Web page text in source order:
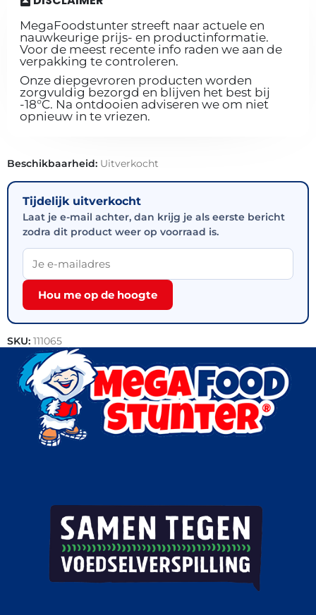
MegaFoodstunter streeft naar actuele en
nauwkeurige prijs- en productinformatie.
Voor de meest recente info raden we aan de
verpakking te controleren.
Onze diepgevroren producten worden
zorgvuldig bezorgd en blijven het best bij
-18°C. Na ontdooien adviseren we om niet
opnieuw in te vriezen.
Beschikbaarheid: Uitverkocht
Tijdelijk uitverkocht
Laat je e-mail achter, dan krijg je als eerste bericht
zodra dit product weer op voorraad is.
Hou me op de hoogte
SKU: 111065
Categorie: Vis